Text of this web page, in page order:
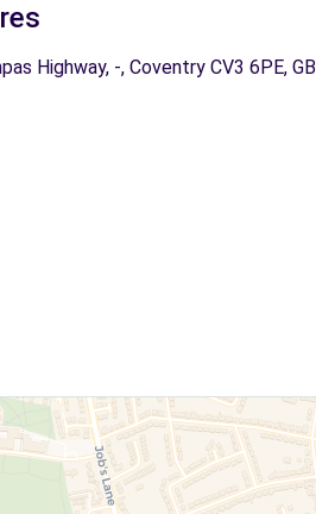
Highway, -, Coventry CV3 6PE, GB